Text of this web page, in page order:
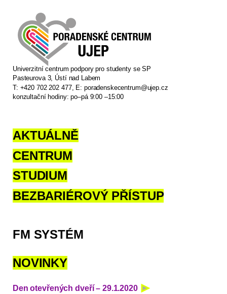
Univerzitní centrum podpory pro studenty se SP
Pasteurova 3, Ústí nad Labem
T: +420 702 202 477, E: poradenskecentrum@ujep.cz
konzultační hodiny: po–pá 9:00 –15:00
AKTUÁLNĚ
CENTRUM
STUDIUM
BEZBARIÉROVÝ PŘÍSTUP
FM SYSTÉM
NOVINKY
Den otevřených dveří – 29.1.2020